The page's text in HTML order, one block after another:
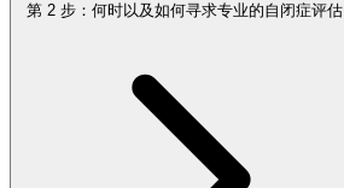
第 2 步：何时以及如何寻求专业的自闭症评估